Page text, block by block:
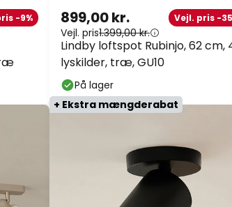
-9%
Lindby loftspot Rubinjo, 62 cm,
lyskilder, træ, GU10
899,00 kr. Vejl. pris -
Vejl. pris1.399,00 kr.
På lager
+ Ekstra mængderabat